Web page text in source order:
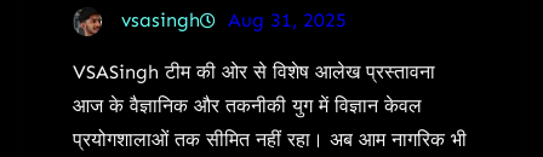
vsasingh Aug 31, 2025
VSASingh टीम की ओर से विशेष आलेख प्रस्तावना
आज के वैज्ञानिक और तकनीकी युग में विज्ञान केवल
प्रयोगशालाओं तक सीमित नहीं रहा। अब आम नागरिक भी